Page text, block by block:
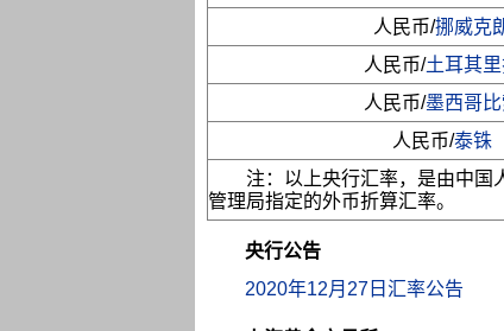
人民币/挪威克
人民币/土耳其里
人民币/墨西哥比
人民币/泰铢
注：以上央行汇率，是由中国
管理局指定的外币折算汇率。
央行公告
2020年12月27日汇率公告